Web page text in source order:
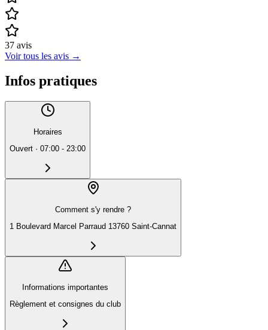
37 avis
Voir tous les avis →
Infos pratiques
Horaires
Ouvert · 07:00 - 23:00
Comment s'y rendre ?
1 Boulevard Marcel Parraud 13760 Saint-Cannat
Informations importantes
Règlement et consignes du club